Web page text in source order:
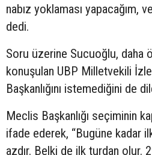
nabız yoklaması yapacağım,
dedi.
Soru üzerine Sucuoğlu, daha
konuşulan UBP Milletvekili
Başkanlığını istemediğini de
Meclis Başkanlığı seçiminin
ifade ederek, “Bugüne kadar
azdır. Belki de ilk turdan olur.